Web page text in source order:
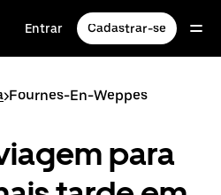
Entrar Cadastrar-se
>Fournes-En-Weppes
para